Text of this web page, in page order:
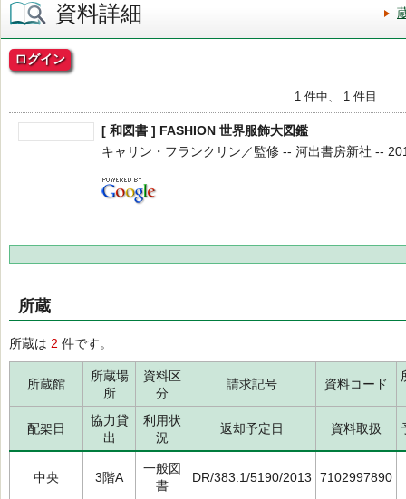
資料詳細
ログイン
1 件中、 1 件目
[ 和図書 ] FASHION 世界服飾大図鑑
キャリン・フランクリン／監修 -- 河出書房新社 --
所蔵
所蔵は 2 件です。
所蔵館
所蔵場
所
資料区
分
請求記号 資料コード
配架日
協力貸
出
利用状
況
返却予定日 資料取扱
中央 3階A
一般図
書
DR/383.1/5190/2013 7102997890